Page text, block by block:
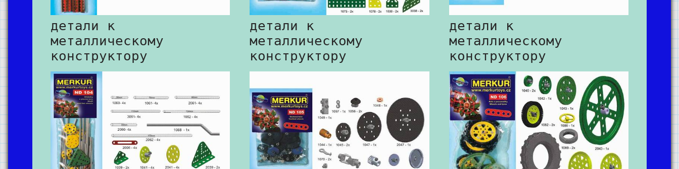
детали к
металлическому
конструктору
детали к
металлическому
конструктору
детали к
металлическому
конструктору